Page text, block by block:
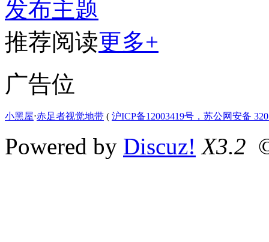
发布主题
推荐阅读更多+
广告位
小黑屋⋅赤足者视觉地带 ( 沪ICP备12003419号，苏公网安备
Powered by Discuz! X3.2